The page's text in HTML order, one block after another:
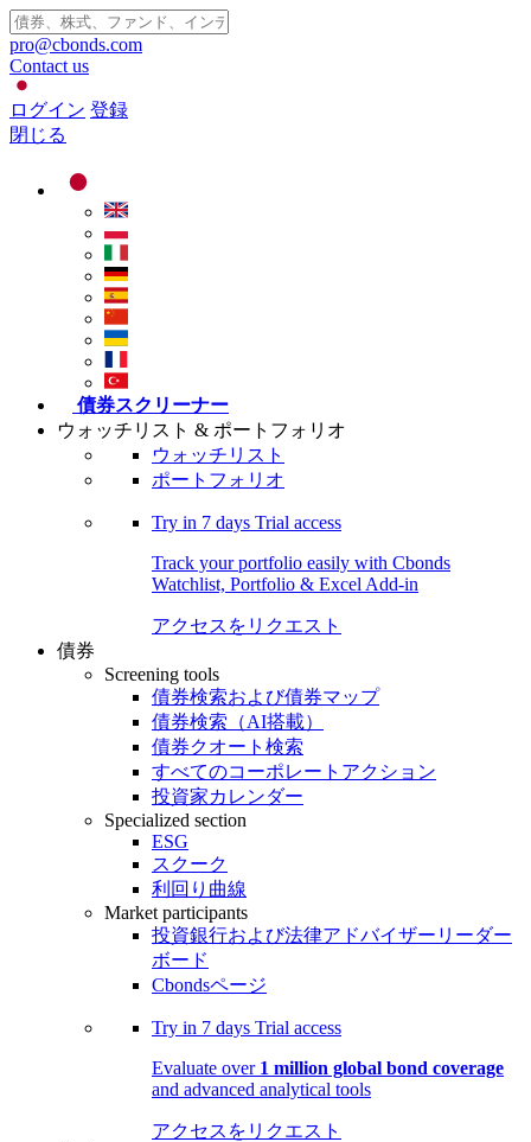
pro@cbonds.com
Contact us
ログイン 登録
閉じる
債券スクリーナー
ウォッチリスト & ポートフォリオ
ウォッチリスト
ポートフォリオ
Try in 7 days Trial access
Track your portfolio easily with Cbonds
Watchlist, Portfolio & Excel Add-in
アクセスをリクエスト
債券
Screening tools
債券検索および債券マップ
債券検索（AI搭載）
債券クオート検索
すべてのコーポレートアクション
投資家カレンダー
Specialized section
ESG
スクーク
利回り曲線
Market participants
投資銀行および法律アドバイザーリーダー
ボード
Cbondsページ
Try in 7 days Trial access
Evaluate over 1 million global bond coverage
and advanced analytical tools
アクセスをリクエスト